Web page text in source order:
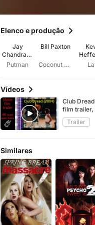
Elenco e produção
Jay
Chandrase
khar
Putman
Bill Paxton
Coconut Pete
Vídeos
Club
film trailer,
2160p
Trailer
Similares